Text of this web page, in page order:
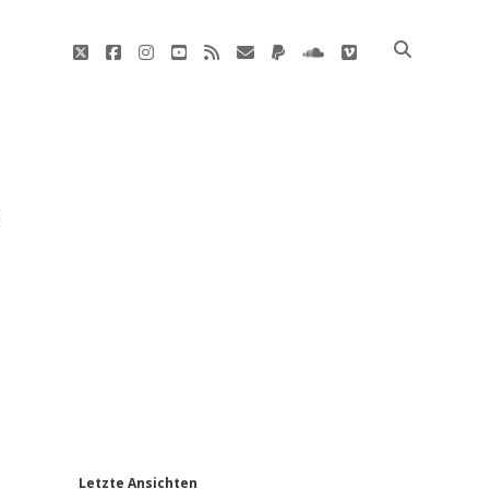
twitterfacebookinstagram
youtube
rss E-
paypalsoundcloud
vimeo
Letzte Ansichten